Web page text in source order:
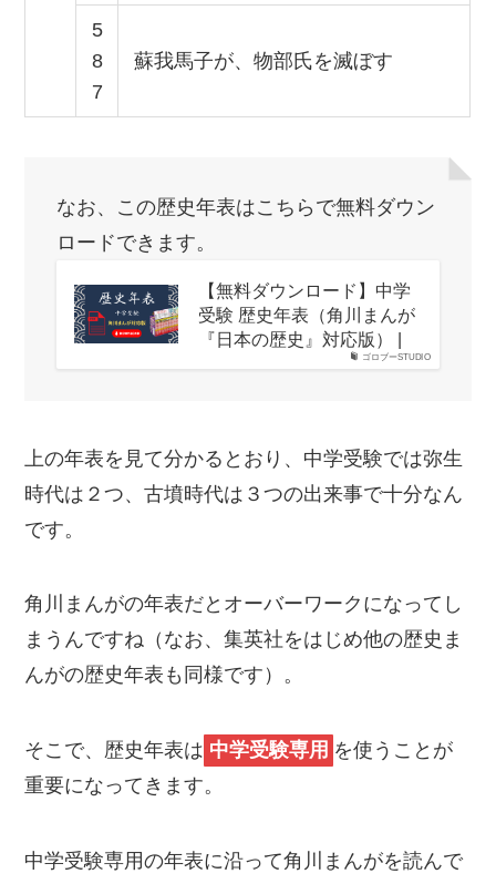
5
8
7
蘇我馬子が、物部氏を滅ぼす
なお、この歴史年表はこちらで無料ダウン
ロードできます。
ゴロブーSTUDIO
【無料ダウンロード】中学
受験 歴史年表（角川まんが
『日本の歴史』対応版） |
上の年表を見て分かるとおり、中学受験では弥生
時代は２つ、古墳時代は３つの出来事で十分なん
です。
角川まんがの年表だとオーバーワークになってし
まうんですね（なお、集英社をはじめ他の歴史ま
んがの歴史年表も同様です）。
そこで、歴史年表は 中学受験専用 を使うことが
重要になってきます。
中学受験専用の年表に沿って角川まんがを読んで